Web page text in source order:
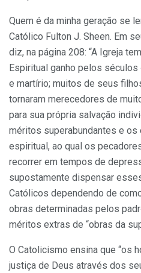
Quem é da minha geração se
Católico Fulton J. Sheen. Em
diz, na página 208: “A Igreja
Espiritual ganho pelos
e martírio; muitos de seus
tornaram merecedores de
para sua própria salvação
méritos superabundantes e os
espiritual, ao qual os
recorrer em tempos de
supostamente dispensar
Católicos dependendo de
obras determinadas pelos
méritos extras de “obras da
O Catolicismo ensina que “os
justiça de Deus através dos